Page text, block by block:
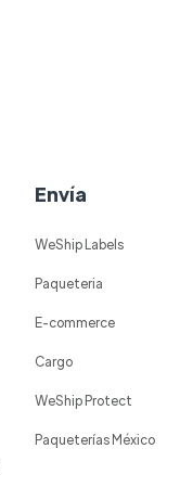
Envía
WeShip Labels
Paqueteria
E-commerce
Cargo
WeShip Protect
Paqueterías México